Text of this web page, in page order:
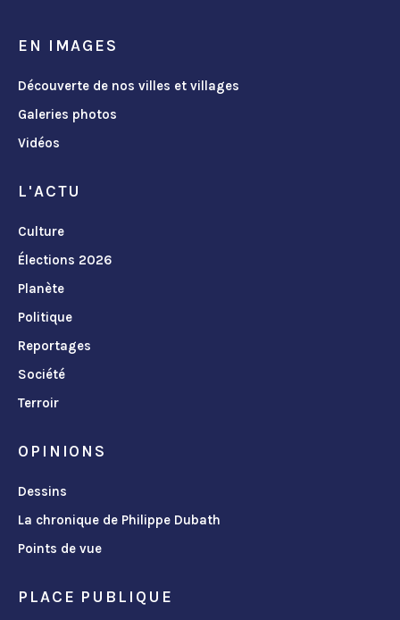
EN IMAGES
Découverte de nos villes et villages
Galeries photos
Vidéos
L'ACTU
Culture
Élections 2026
Planète
Politique
Reportages
Société
Terroir
OPINIONS
Dessins
La chronique de Philippe Dubath
Points de vue
PLACE PUBLIQUE